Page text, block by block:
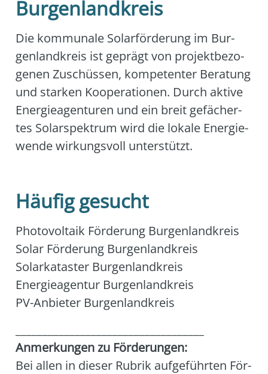
Burgenlandkreis
Die kom­mu­na­le Solar­för­de­rung im Bur­
gen­land­kreis ist geprägt von pro­jekt­be­zo­
ge­nen Zuschüs­sen, kom­pe­ten­ter Bera­tung
und star­ken Koope­ra­tio­nen. Durch akti­ve
Ener­gie­agen­tu­ren und ein breit gefä­cher­
tes Solar­spek­trum wird die loka­le Ener­gie­
wen­de wir­kungs­voll unter­stützt.
Häufig gesucht
Pho­to­vol­ta­ik För­de­rung Bur­gen­land­kreis
Solar För­de­rung Bur­gen­land­kreis
Solar­ka­tas­ter Bur­gen­land­kreis
Ener­gie­agen­tur Bur­gen­land­kreis
PV-Anbie­ter Bur­gen­land­kreis
Anmer­kun­gen zu För­de­run­gen:
Bei allen in die­ser Rubrik auf­ge­führ­ten För­